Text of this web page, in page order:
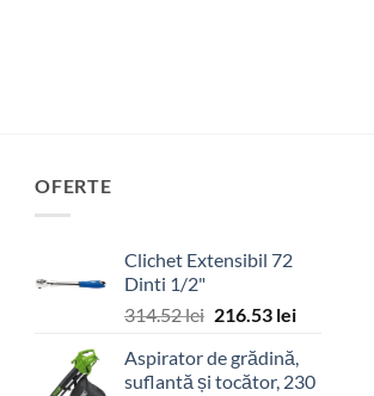
OFERTE
Clichet Extensibil 72
Dinti 1/2"
314.52lei Prețul
a
fost:
216.53 leiPrețul
este:
216.53 lei.
Aspirator de grădină,
suflantă și tocător, 230